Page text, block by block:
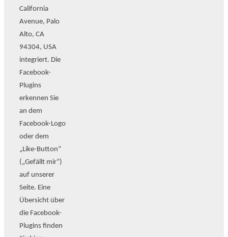
California
Avenue, Palo
Alto, CA
94304, USA
integriert. Die
Facebook-
Plugins
erkennen Sie
an dem
Facebook-Logo
oder dem
„Like-Button“
(„Gefällt mir“)
auf unserer
Seite. Eine
Übersicht über
die Facebook-
Plugins finden